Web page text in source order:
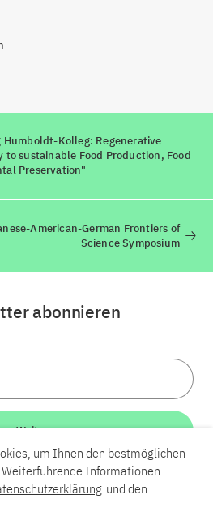
Humboldt-Kolleg: Regenerative
sustainable Food Production, Food
Preservation"
American-German Frontiers of
Science Symposium
BlueskyYouTube
abonnieren
Weiter
um Ihnen den bestmöglichen
Informationen
und den